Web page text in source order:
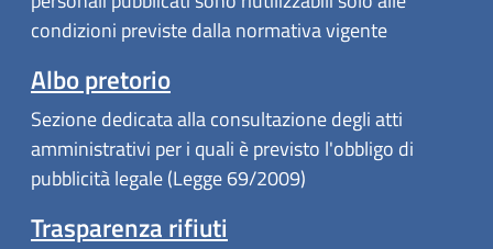
condizioni previste dalla normativa vigente
Albo pretorio
Sezione dedicata alla consultazione degli atti
amministrativi per i quali è previsto l'obbligo di
pubblicità legale (Legge 69/2009)
Trasparenza rifiuti